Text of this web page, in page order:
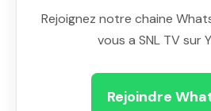
Rejoignez notre chaine
vous a SNL TV sur
Rejoindre